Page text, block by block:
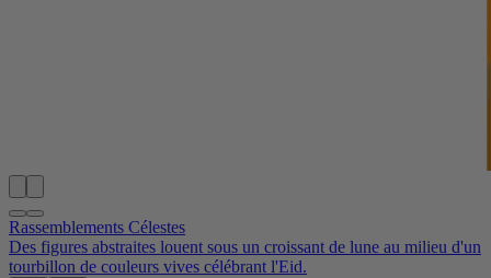
Rassemblements Célestes
Des figures abstraites louent sous un croissant de lune au milieu d'un
tourbillon de couleurs vives célébrant l'Eid.